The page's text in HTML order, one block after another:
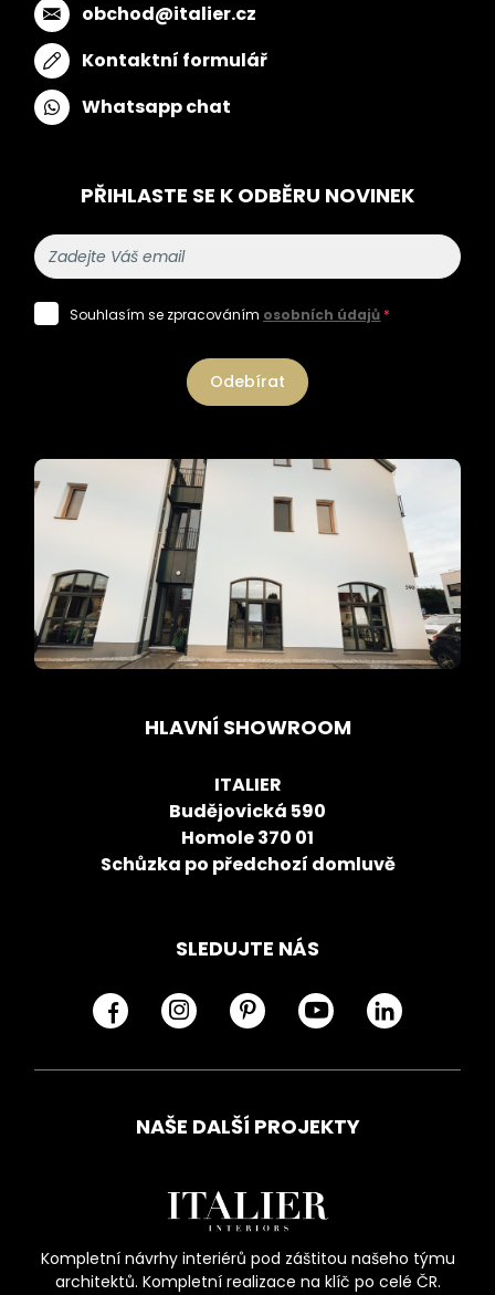
obchod@italier.cz
Kontaktní formulář
Whatsapp chat
PŘIHLASTE SE K ODBĚRU NOVINEK
Souhlasím se zpracováním osobních údajů *
Odebírat
HLAVNÍ SHOWROOM
ITALIER
Budějovická 590
Homole 370 01
Schůzka po předchozí domluvě
SLEDUJTE NÁS
NAŠE DALŠÍ PROJEKTY
Kompletní návrhy interiérů pod záštitou našeho týmu
architektů. Kompletní realizace na klíč po celé ČR.